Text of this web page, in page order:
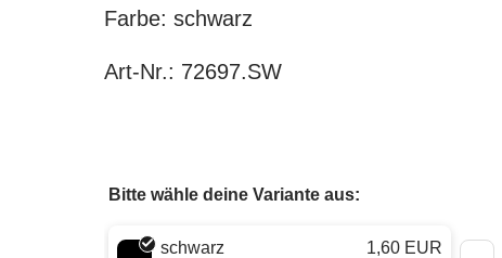
Farbe: schwarz
Art-Nr.: 72697.SW
Bitte wähle deine Variante aus:
Wähle eine Farbe
schwarz 1,60 EUR